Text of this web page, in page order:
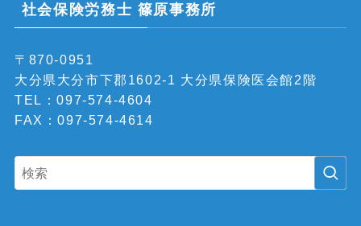
社会保険労務士 篠原事務所
〒870-0951
大分県大分市下郡1602-1 大分県保険医会館2階
TEL：097-574-4604
FAX：097-574-4614